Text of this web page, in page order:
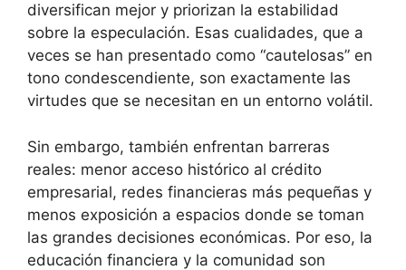
diversifican mejor y priorizan la estabilidad
sobre la especulación. Esas cualidades, que a
veces se han presentado como “cautelosas” en
tono condescendiente, son exactamente las
virtudes que se necesitan en un entorno volátil.
Sin embargo, también enfrentan barreras
reales: menor acceso histórico al crédito
empresarial, redes financieras más pequeñas y
menos exposición a espacios donde se toman
las grandes decisiones económicas. Por eso, la
educación financiera y la comunidad son